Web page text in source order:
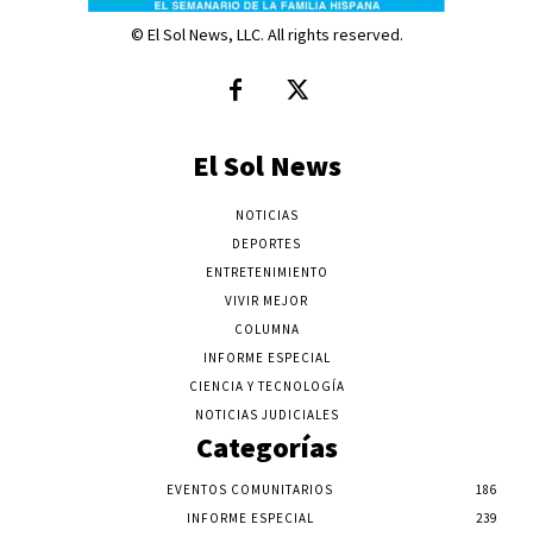
© El Sol News, LLC. All rights reserved.
El Sol News
NOTICIAS
DEPORTES
ENTRETENIMIENTO
VIVIR MEJOR
COLUMNA
INFORME ESPECIAL
CIENCIA Y TECNOLOGÍA
NOTICIAS JUDICIALES
Categorías
EVENTOS COMUNITARIOS
186
INFORME ESPECIAL
239